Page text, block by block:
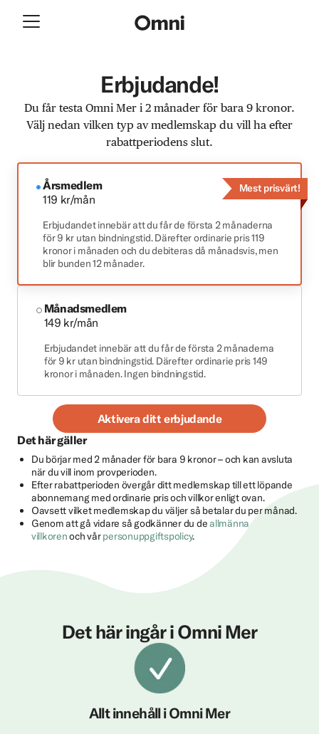
Erbjudande!
Du får testa Omni Mer i 2 månader för bara 9 kronor.
Välj nedan vilken typ av medlemskap du vill ha efter
rabattperiodens slut.
Årsmedlem
119 kr/mån
Erbjudandet innebär att du får de första 2 månaderna
för 9 kr utan bindningstid. Därefter ordinarie pris 119
kronor i månaden och du debiteras då månadsvis, men
blir bunden 12 månader.
Mest prisvärt!
Månadsmedlem
149 kr/mån
Erbjudandet innebär att du får de första 2 månaderna
för 9 kr utan bindningstid. Därefter ordinarie pris 149
kronor i månaden. Ingen bindningstid.
Aktivera ditt erbjudande
Det här gäller
Du börjar med 2 månader för bara 9 kronor – och kan avsluta
när du vill inom provperioden.
Efter rabattperioden övergår ditt medlemskap till ett löpande
abonnemang med ordinarie pris och villkor enligt ovan.
Oavsett vilket medlemskap du väljer så betalar du per månad.
Genom att gå vidare så godkänner du deallmänna
villkorenoch vårpersonuppgiftspolicy.
Det här ingår i Omni Mer
Allt innehåll i Omni Mer